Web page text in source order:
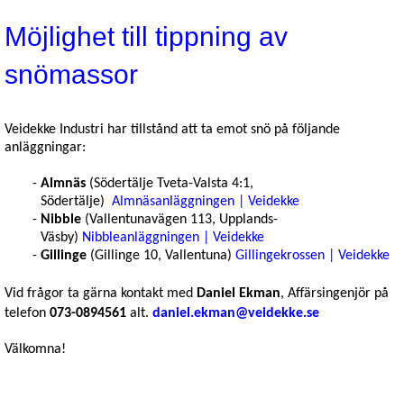
Möjlighet till tippning av
snömassor
Veidekke Industri har tillstånd att ta emot snö på följande
anläggningar:
Almnäs (Södertälje Tveta-Valsta 4:1,
Södertälje) Almnäsanläggningen | Veidekke
Nibble (Vallentunavägen 113, Upplands-
Väsby) Nibbleanläggningen | Veidekke
Gillinge (Gillinge 10, Vallentuna) Gillingekrossen | Veidekke
Vid frågor ta gärna kontakt med Daniel Ekman, Affärsingenjör på
telefon 073-0894561 alt. daniel.ekman@veidekke.se
Välkomna!